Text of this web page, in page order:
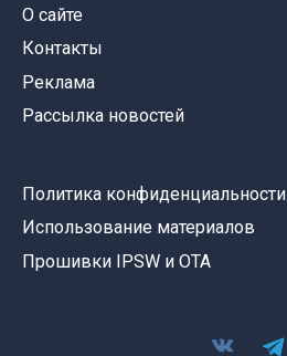
О сайте
Контакты
Реклама
Рассылка новостей
Политика конфиденциальности
Использование материалов
Прошивки IPSW и OTA